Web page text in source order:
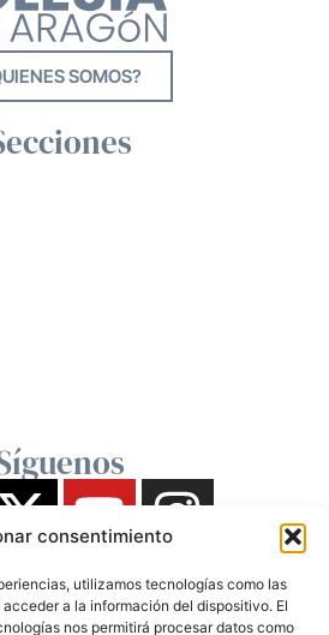
consentimiento
utilizamos tecnologías como las
a la información del dispositivo. El
nos permitirá procesar datos como
SOMOS?